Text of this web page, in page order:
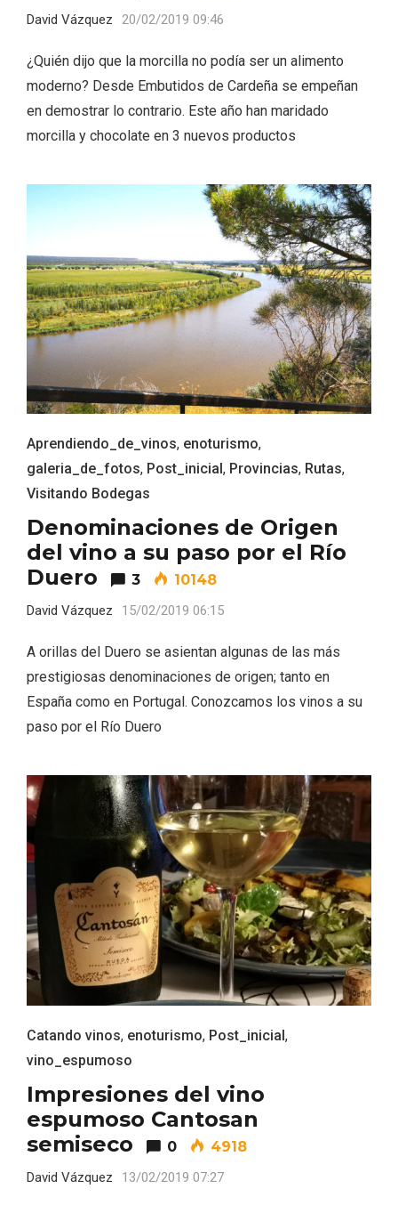
David Vázquez 20/02/2019 09:46
¿Quién dijo que la morcilla no podía ser un alimento
moderno? Desde Embutidos de Cardeña se empeñan
en demostrar lo contrario. Este año han maridado
morcilla y chocolate en 3 nuevos productos
Aprendiendo_de_vinos, enoturismo,
galeria_de_fotos, Post_inicial , Provincias, Rutas,
Visitando Bodegas
Denominaciones de Origen
del vino a su paso por el Río
Duero
3 10148
David Vázquez 15/02/2019 06:15
A orillas del Duero se asientan algunas de las más
prestigiosas denominaciones de origen; tanto en
España como en Portugal. Conozcamos los vinos a su
paso por el Río Duero
Catando vinos, enoturismo, Post_inicial,
vino_espumoso
Impresiones del vino
espumoso Cantosan
semiseco
0 4918
David Vázquez 13/02/2019 07:27
Serrada
de la Ruta del Vino de Rueda
Memoria, Tierra y Voz